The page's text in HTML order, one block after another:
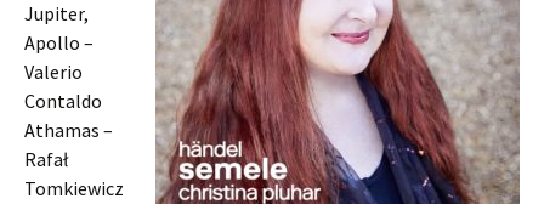
Jupiter,
Apollo –
Valerio
Contaldo
Athamas –
Rafał
Tomkiewicz